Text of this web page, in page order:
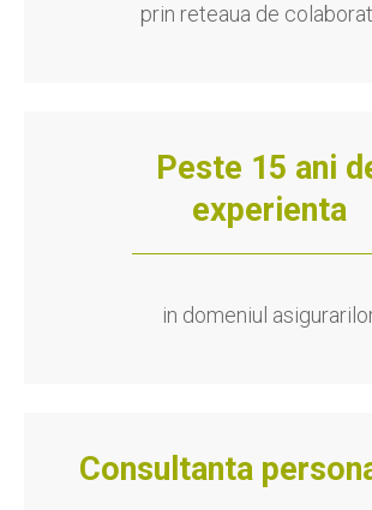
prin reteaua de
Peste 15 ani
experienta
in domeniul
Consultanta